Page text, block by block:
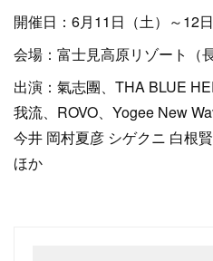
開催日：6月11日（土）～12日
会場：富士見高原リゾート（
出演：氣志團、THA BLUE
我流、ROVO、Yogee New
今井 岡村夏彦 シゲクニ 白根
ほか